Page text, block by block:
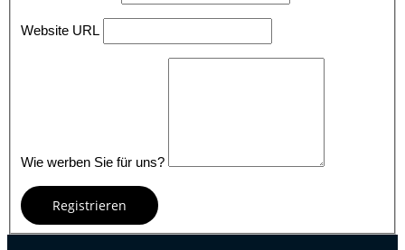
Website URL
Wie werben Sie für uns?